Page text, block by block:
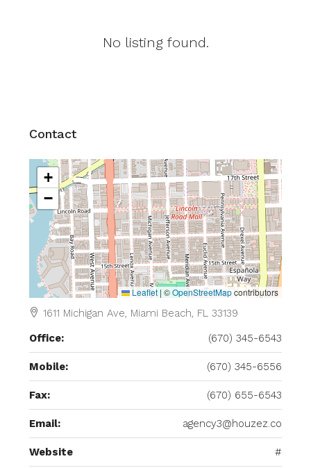
No listing found.
Contact
+
−
Leaflet | ©OpenStreetMapcontributors
1611 Michigan Ave, Miami Beach, FL 33139
Office:
(670) 345-6543
Mobile: (670) 345-6556
Fax: (670) 655-6543
Email: agency3@houzez.co
Website #